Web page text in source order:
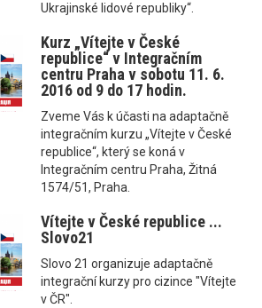
Ukrajinské lidové republiky“.
Kurz „Vítejte v České
republice“ v Integračním
centru Praha v sobotu 11. 6.
2016 od 9 do 17 hodin.
Zveme Vás k účasti na adaptačně
integračním kurzu „Vítejte v České
republice“, který se koná v
Integračním centru Praha, Žitná
1574/51, Praha.
Vítejte v České republice ...
Slovo21
Slovo 21 organizuje adaptačně
integrační kurzy pro cizince "Vítejte
v ČR".